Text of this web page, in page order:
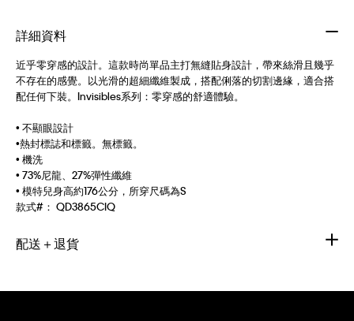
詳細資料
近乎零穿感的設計。這款時尚單品主打無縫貼身設計，帶來絲滑且幾乎
不存在的感覺。以光滑的超細纖維製成，搭配俐落的切割邊緣，適合搭
配任何下裝。Invisibles系列：零穿感的舒適體驗。
• 不顯眼設計
•熱封標誌和標籤。無標籤。
• 機洗
• 73%尼龍、27%彈性纖維
• 模特兒身高約176公分，所穿尺碼為S
款式#： QD3865CIQ
配送＋退貨